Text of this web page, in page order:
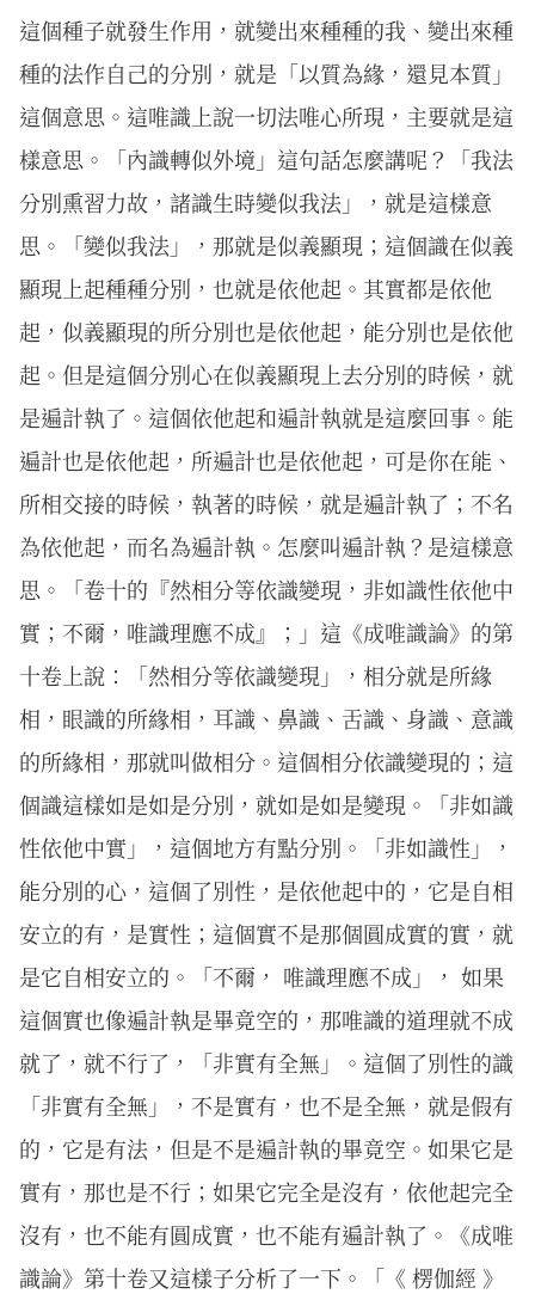
這個種子就發生作用，就變出來種種的我、變出來種
種的法作自己的分別，就是「以質為緣，還見本質」
這個意思。這唯識上說一切法唯心所現，主要就是這
樣意思。「內識轉似外境」這句話怎麼講呢？「我法
分別熏習力故，諸識生時變似我法」，就是這樣意
思。「變似我法」，那就是似義顯現；這個識在似義
顯現上起種種分別，也就是依他起。其實都是依他
起，似義顯現的所分別也是依他起，能分別也是依他
起。但是這個分別心在似義顯現上去分別的時候，就
是遍計執了。這個依他起和遍計執就是這麼回事。能
遍計也是依他起，所遍計也是依他起，可是你在能、
所相交接的時候，執著的時候，就是遍計執了；不名
為依他起，而名為遍計執。怎麼叫遍計執？是這樣意
思。「卷十的『然相分等依識變現，非如識性依他中
實；不爾，唯識理應不成』；」這《成唯識論》的第
十卷上說：「然相分等依識變現」，相分就是所緣
相，眼識的所緣相，耳識、鼻識、舌識、身識、意識
的所緣相，那就叫做相分。這個相分依識變現的；這
個識這樣如是如是分別，就如是如是變現。「非如識
性依他中實」，這個地方有點分別。「非如識性」，
能分別的心，這個了別性，是依他起中的，它是自相
安立的有，是實性；這個實不是那個圓成實的實，就
是它自相安立的。「不爾， 唯識理應不成」， 如果
這個實也像遍計執是畢竟空的，那唯識的道理就不成
就了，就不行了，「非實有全無」。這個了別性的識
「非實有全無」，不是實有，也不是全無，就是假有
的，它是有法，但是不是遍計執的畢竟空。如果它是
實有，那也是不行；如果它完全是沒有，依他起完全
沒有，也不能有圓成實，也不能有遍計執了。《成唯
識論》第十卷又這樣子分析了一下。「《 楞伽經 》